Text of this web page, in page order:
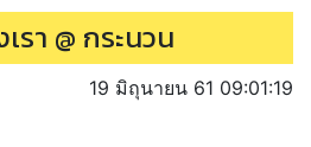
รา @ กระนวน
19 มิถุนายน 61 09:01:19